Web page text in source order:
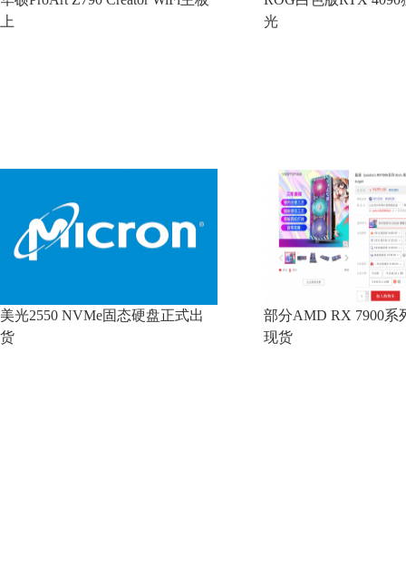
上
光
美光2550 NVMe固态硬盘正式出
货
部分AMD RX 7900系
现货